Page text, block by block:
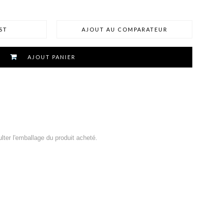
AJOUT AU COMPARATEUR
AJOUT PANIER
l'emballage du produit acheté.